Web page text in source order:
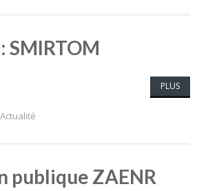
PLUS
Actualité
publique ZAENR